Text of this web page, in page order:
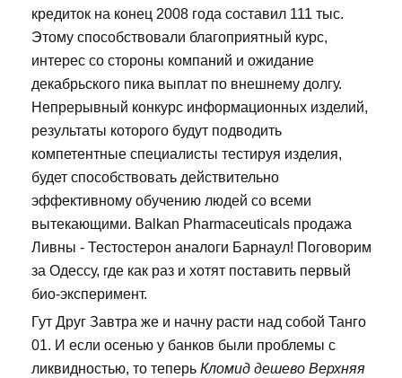
кредиток на конец 2008 года составил 111 тыс.
Этому способствовали благоприятный курс,
интерес со стороны компаний и ожидание
декабрьского пика выплат по внешнему долгу.
Непрерывный конкурс информационных изделий,
результаты которого будут подводить
компетентные специалисты тестируя изделия,
будет способствовать действительно
эффективному обучению людей со всеми
вытекающими. Balkan Pharmaceuticals продажа
Ливны - Тестостерон аналоги Барнаул! Поговорим
за Одессу, где как раз и хотят поставить первый
био-эксперимент.
Гут Друг Завтра же и начну расти над собой Танго
01. И если осенью у банков были проблемы с
ликвидностью, то теперь Кломид дешево Верхняя